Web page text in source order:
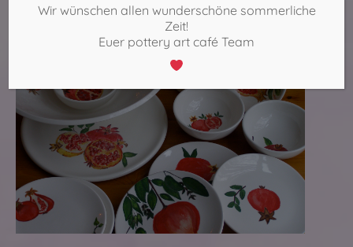
Wir wünschen allen wunderschöne sommerliche
Zeit!
Euer pottery art café Team